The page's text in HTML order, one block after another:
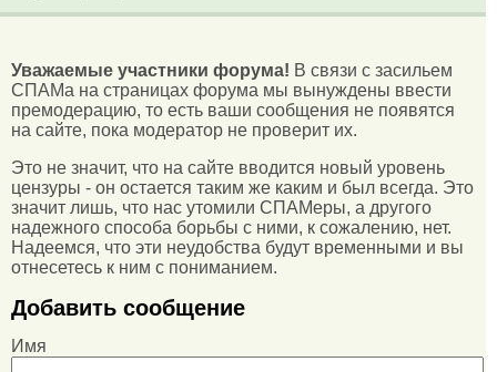
Уважаемые участники форума! В связи с засильем
СПАМа на страницах форума мы вынуждены ввести
премодерацию, то есть ваши сообщения не появятся
на сайте, пока модератор не проверит их.
Это не значит, что на сайте вводится новый уровень
цензуры - он остается таким же каким и был всегда. Это
значит лишь, что нас утомили СПАМеры, а другого
надежного способа борьбы с ними, к сожалению, нет.
Надеемся, что эти неудобства будут временными и вы
отнесетесь к ним с пониманием.
Добавить сообщение
Имя